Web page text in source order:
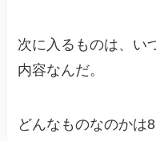
次に入るものは、い
内容なんだ。
どんなものなのかは